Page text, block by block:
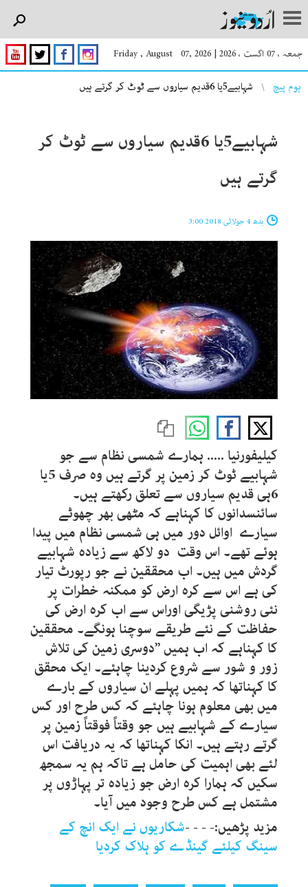
جمعہ ، 07 اگست ، 2026 |
Friday , August 07, 2026
You are here
ہوم پیچ شہابیے5یا 6قدیم سیاروں سے ٹوٹ کر گرتے ہیں
شہابیے5یا 6قدیم سیاروں سے ٹوٹ کر
گرتے ہیں
بدھ 4 جولائی 2018 3:00
کیلیفورنیا ..... ہمارے شمسی نظام سے جو
شہابیے ٹوٹ کر زمین پر گرتے ہیں وہ صرف 5یا
6ہی قدیم سیاروں سے تعلق رکھتے ہیں۔
سائنسدانوں کا کہناہے کہ مٹھی بھر چھوٹے
سیارے اوائل دور میں ہی شمسی نظام میں پیدا
ہوئے تھے۔ اس وقت دو لاکھ سے زیادہ شہابیے
گردش میں ہیں۔ اب محققین نے جو رپورٹ تیار
کی ہے اس سے کرہ ارض کو ممکنہ خطرات پر
نئی روشنی پڑیگی اوراس سے اب کرہ ارض کی
حفاظت کے نئے طریقے سوچنا ہونگے۔ محققین
کا کہناہے کہ اب ہمیں ’’دوسری زمین کی تلاش
زور و شور سے شروع کردینا چاہئے۔ ایک محقق
کا کہناتھا کہ ہمیں پہلے ان سیاروں کے بارے
میں بھی معلوم ہونا چاہئے کہ کس طرح اور کس
سیارے کے شہابیے ہیں جو وقتاً فوقتاً زمین پر
گرتے رہتے ہیں۔ انکا کہناتھا کہ یہ دریافت اس
لئے بھی اہمیت کی حامل ہے تاکہ ہم یہ سمجھ
سکیں کہ ہمارا کرہ ارض جو زیادہ تر پہاڑوں پر
مشتمل ہے کس طرح وجود میں آیا۔
مزید پڑھیں:- - - -شکاریوں نے ایک انچ کے
سینگ کیلئے گینڈے کو ہلاک کردیا